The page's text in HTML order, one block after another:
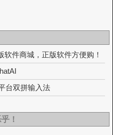
软件商城，正版软件方便购！
台双拼输入法
！